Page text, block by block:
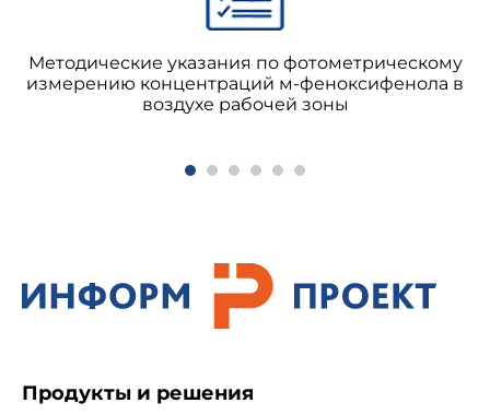
Методические указания по фотометрическому
измерению концентраций м-феноксифенола в
воздухе рабочей зоны
Продукты и решения